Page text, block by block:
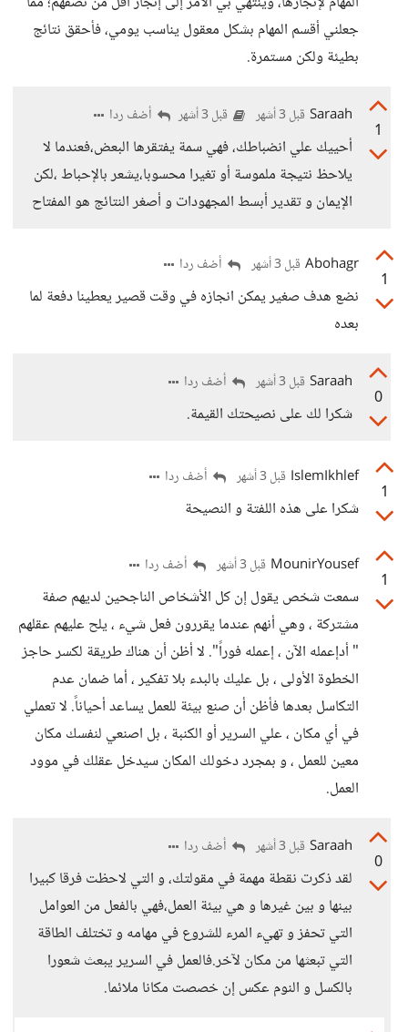
جعلني أقسم المهام بشكل معقول يناسب يومي، فأحقق نتائج
بطيئة ولكن مستمرة.
1
Saraah قبل 3 أشهر قبل 3 أشهر أضف ردا
أحييك علي انضباطك، فهي سمة يفتقرها البعض،فعندما لا
يلاحظ نتيجة ملموسة أو تغيرا محسوبا،يشعر بالإحباط ،لكن
الإيمان و تقدير أبسط المجهودات و أصغر النتائج هو المفتاح
1
Abohagr قبل 3 أشهر أضف ردا
نضع هدف صغير يمكن انجازه في وقت قصير يعطينا دفعة لما
بعده
0
Saraah قبل 3 أشهر أضف ردا
شكرا لك على نصيحتك القيمة.
1
IslemIkhlef قبل 3 أشهر أضف ردا
شكرا على هذه اللفتة و النصيحة
1
MounirYousef قبل 3 أشهر أضف ردا
سمعت شخص يقول إن كل الأشخاص الناجحين لديهم صفة
مشتركة ، وهي أنهم عندما يقررون فعل شيء ، يلح عليهم عقلهم
" أدإعمله الآن ، إعمله فوراً". لا أظن أن هناك طريقة لكسر حاجز
الخطوة الأولى ، بل عليك بالبدء بلا تفكير ، أما ضمان عدم
التكاسل بعدها فأظن أن صنع بيئة للعمل يساعد أحياناً. لا تعملي
في أي مكان ، علي السرير أو الكنبة ، بل اصنعي لنفسك مكان
معين للعمل ، و بمجرد دخولك المكان سيدخل عقلك في موود
العمل.
0
Saraah قبل 3 أشهر أضف ردا
لقد ذكرت نقطة مهمة في مقولتك، و التي لاحظت فرقا كبيرا
بينها و بين غيرها و هي بيئة العمل،فهي بالفعل من العوامل
التي تحفز و تهيء المرء للشروع في مهامه و تختلف الطاقة
التي تبعثها من مكان لآخر.فالعمل في السرير يبعث شعورا
بالكسل و النوم عكس إن خصصت مكانا ملائما.